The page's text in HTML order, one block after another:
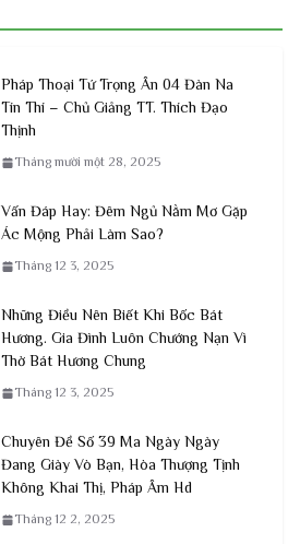
Pháp Thoại Tứ Trọng Ân 04 Đàn Na
Tín Thí – Chủ Giảng TT. Thích Đạo
Thịnh
Tháng mười một 28, 2025
Vấn Đáp Hay: Đêm Ngủ Nằm Mơ Gặp
Ác Mộng Phải Làm Sao?
Tháng 12 3, 2025
Những Điều Nên Biết Khi Bốc Bát
Hương. Gia Đình Luôn Chướng Nạn Vì
Thờ Bát Hương Chung
Tháng 12 3, 2025
Chuyên Đề Số 39 Ma Ngày Ngày
Đang Giày Vò Bạn, Hòa Thượng Tịnh
Không Khai Thị, Pháp Âm Hd
Tháng 12 2, 2025